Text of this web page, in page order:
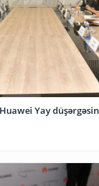
Yay